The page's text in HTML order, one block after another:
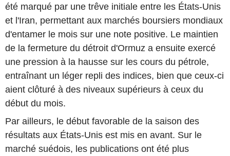
été marqué par une trêve initiale entre les États-Unis
et l'Iran, permettant aux marchés boursiers mondiaux
d'entamer le mois sur une note positive. Le maintien
de la fermeture du détroit d'Ormuz a ensuite exercé
une pression à la hausse sur les cours du pétrole,
entraînant un léger repli des indices, bien que ceux-ci
aient clôturé à des niveaux supérieurs à ceux du
début du mois.
Par ailleurs, le début favorable de la saison des
résultats aux États-Unis est mis en avant. Sur le
marché suédois, les publications ont été plus